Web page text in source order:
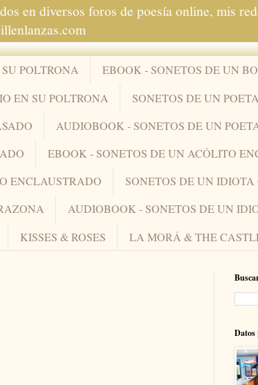
en diversos foros de poesía online, mis
POLTRONA
EBOOK - SONETOS DE UN
EN SU POLTRONA
SONETOS DE UN
AUDIOBOOK - SONETOS DE UN
EBOOK - SONETOS DE UN ACÓLITO
ENCLAUSTRADO
SONETOS DE UN
AUDIOBOOK - SONETOS DE UN
KISSES & ROSES LA MORÁ & THE
Datos